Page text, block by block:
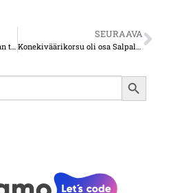
Sahan museo on entinen sahan työntekijän asunto
SEURAAVA
Konekiväärikorsu oli osa Salpalinjaa
SEARCH